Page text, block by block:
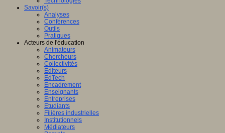
Savoir(s)
Analyses
Conférences
Outils
Pratiques
Acteurs de l'éducation
Animateurs
Chercheurs
Collectivités
Editeurs
EdTech
Encadrement
Enseignants
Entreprises
Etudiants
Filières industrielles
Institutionnels
Médiateurs